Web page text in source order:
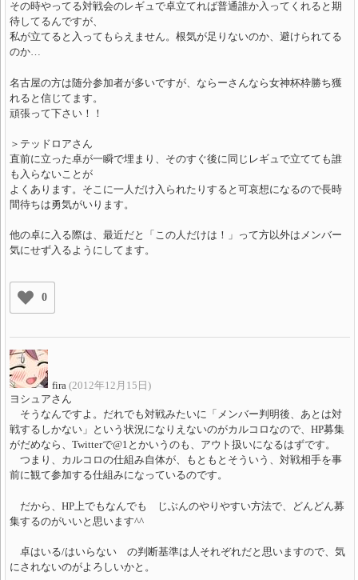
その時やってる対戦会のレギュで卓立てれば普通誰か入ってくれると期
待してるんですが、
私が立てると入ってもらえません。根気が足りないのか、避けられてる
のか…
名古屋の方は随分参加者が多いですが、ならーさんなら女神杯枠勝ち獲
れると信じてます。
頑張って下さい！！
＞テッドロアさん
直前に立った卓が一瞬で埋まり、そのすぐ後に同じレギュで立てても誰
も入らないことが
よくあります。そこに一人だけ入られたりすると可哀想になるので長時
間待ちは勇気がいります。
他の卓に入る際は、最近だと「この人だけは！」って方以外はメンバー
気にせず入るようにしてます。
0
fira (2012年12月15日)
ヨシュアさん
そうなんですよ。だれでも対戦みたいに「メンバー判明後、あとは対
戦するしかない」という状況になりえないのがカルコロなので、HP募集
がだめなら、Twitterで@1とかいうのも、アウト扱いになるはずです。
つまり、カルコロの仕組み自体が、もともとそういう、対戦相手を事
前に観て参加する仕組みになっているのです。
だから、HP上でもなんでも じぶんのやりやすい方法で、どんどん募
集するのがいいと思います^^
卓はいる/はいらない の判断基準は人それぞれだと思いますので、気
にされないのがよろしいかと。